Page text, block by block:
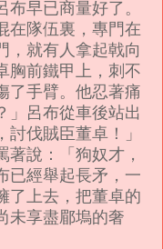
早已商量好了。
在隊伍裏，專門在
，就有人拿起戟向
胸前鐵甲上，刺不
了手臂。他忍著痛
」呂布從車後站出
伐賊臣董卓！」
說：「狗奴才，
經舉起長矛，一
了上去，把董卓的
未享盡郿塢的奢